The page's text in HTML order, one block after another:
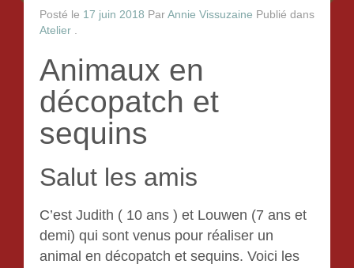
Posté le 17 juin 2018 Par Annie Vissuzaine Publié dans
Atelier .
Animaux en
décopatch et
sequins
Salut les amis
C’est Judith ( 10 ans ) et Louwen (7 ans et
demi) qui sont venus pour réaliser un
animal en décopatch et sequins. Voici les